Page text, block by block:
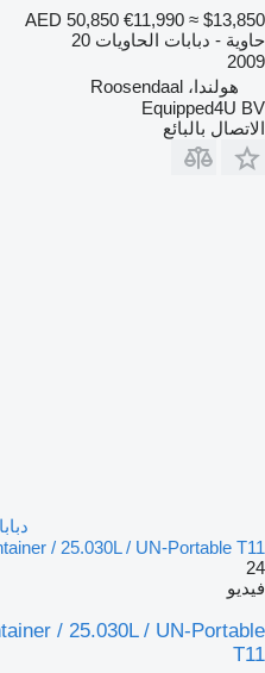
AED 50,850 €11,990 ≈ $13,850
حاوية - دبابات الحاويات 20
2009
هولندا، Roosendaal
Equipped4U BV
الاتصال بالبائع
/ 25.030L / UN-Portable T11
24
فيديو
/ 25.030L / UN-Portable
T11